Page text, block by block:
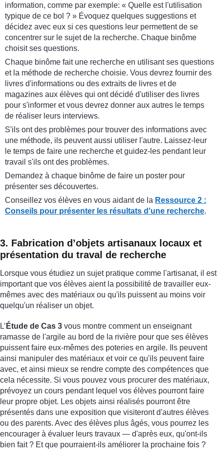
information, comme par exemple: « Quelle est l'utilisation
typique de ce bol ? » Évoquez quelques suggestions et
décidez avec eux si ces questions leur permettent de se
concentrer sur le sujet de la recherche. Chaque binôme
choisit ses questions.
Chaque binôme fait une recherche en utilisant ses questions
et la méthode de recherche choisie. Vous devrez fournir des
livres d'informations ou des extraits de livres et de
magazines aux élèves qui ont décidé d'utiliser des livres
pour s'informer et vous devrez donner aux autres le temps
de réaliser leurs interviews.
S'ils ont des problèmes pour trouver des informations avec
une méthode, ils peuvent aussi utiliser l'autre. Laissez-leur
le temps de faire une recherche et guidez-les pendant leur
travail s'ils ont des problèmes.
Demandez à chaque binôme de faire un poster pour
présenter ses découvertes.
Conseillez vos élèves en vous aidant de la Ressource 2 :
Conseils pour présenter les résultats d'une recherche.
3. Fabrication d’objets artisanaux locaux et
présentation du traval de recherche
Lorsque vous étudiez un sujet pratique comme l'artisanat, il est
important que vos élèves aient la possibilité de travailler eux-
mêmes avec des matériaux ou qu'ils puissent au moins voir
quelqu'un réaliser un objet.
L’ Étude de Cas 3 vous montre comment un enseignant
ramasse de l'argile au bord de la rivière pour que ses élèves
puissent faire eux-mêmes des poteries en argile. Ils peuvent
ainsi manipuler des matériaux et voir ce qu'ils peuvent faire
avec, et ainsi mieux se rendre compte des compétences que
cela nécessite. Si vous pouvez vous procurer des matériaux,
prévoyez un cours pendant lequel vos élèves pourront faire
leur propre objet. Les objets ainsi réalisés pourront être
présentés dans une exposition que visiteront d'autres élèves
ou des parents. Avec des élèves plus âgés, vous pourrez les
encourager à évaluer leurs travaux — d'après eux, qu'ont-ils
bien fait ? Et que pourraient-ils améliorer la prochaine fois ?